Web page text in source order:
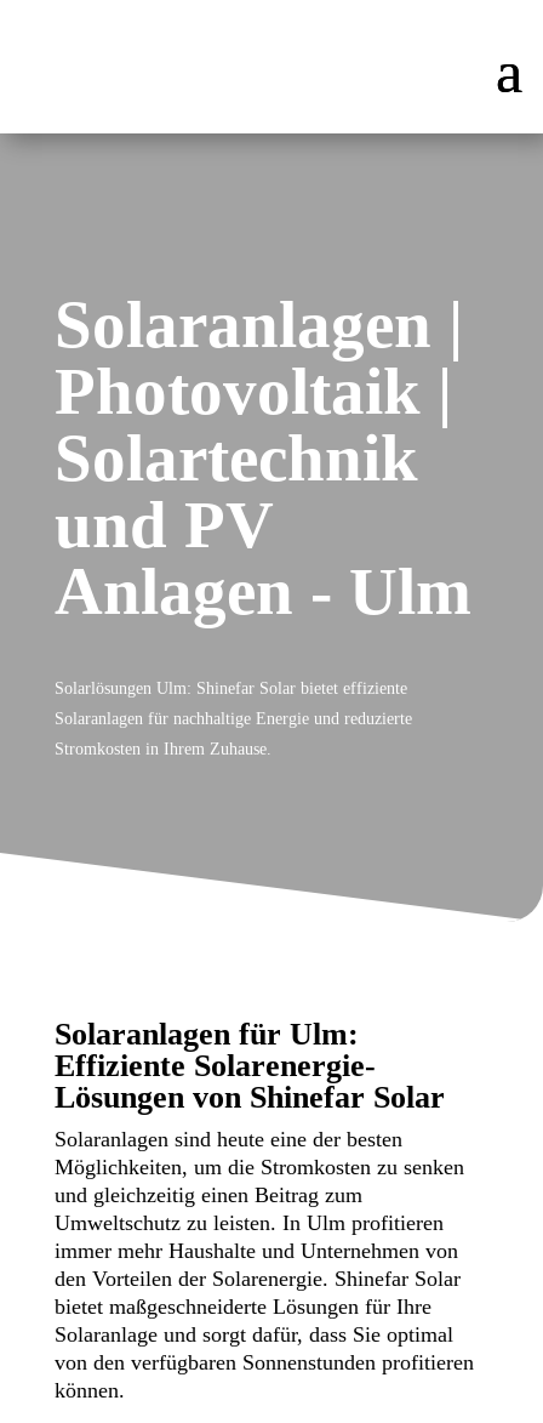
Solaranlagen |
Photovoltaik |
Solartechnik
und PV
Anlagen - Ulm
Solarlösungen Ulm: Shinefar Solar bietet effiziente
Solaranlagen für nachhaltige Energie und reduzierte
Stromkosten in Ihrem Zuhause.
Solaranlagen für Ulm:
Effiziente Solarenergie-
Lösungen von Shinefar Solar
Solaranlagen sind heute eine der besten
Möglichkeiten, um die Stromkosten zu senken
und gleichzeitig einen Beitrag zum
Umweltschutz zu leisten. In Ulm profitieren
immer mehr Haushalte und Unternehmen von
den Vorteilen der Solarenergie. Shinefar Solar
bietet maßgeschneiderte Lösungen für Ihre
Solaranlage und sorgt dafür, dass Sie optimal
von den verfügbaren Sonnenstunden profitieren
können.